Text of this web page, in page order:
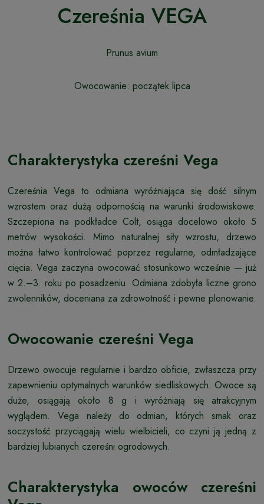
Czereśnia VEGA
Prunus avium
Owocowanie: początek lipca
Charakterystyka czereśni Vega
Czereśnia Vega to odmiana wyróżniająca się dość silnym
wzrostem oraz dużą odpornością na warunki środowiskowe.
Szczepiona na podkładce Colt, osiąga docelowo około 5
metrów wysokości. Mimo naturalnej siły wzrostu, drzewo
można łatwo kontrolować poprzez regularne, odmładzające
cięcia. Vega zaczyna owocować stosunkowo wcześnie — już
w 2.–3. roku po posadzeniu. Odmiana zdobyła liczne grono
zwolenników, doceniana za zdrowotność i pewne plonowanie.
Owocowanie czereśni Vega
Drzewo owocuje regularnie i bardzo obficie, zwłaszcza przy
zapewnieniu optymalnych warunków siedliskowych. Owoce są
duże, osiągają około 8 g i wyróżniają się atrakcyjnym
wyglądem. Vega należy do odmian, których smak oraz
soczystość przyciągają wielu wielbicieli, co czyni ją jedną z
bardziej lubianych czereśni ogrodowych.
Charakterystyka owoców czereśni